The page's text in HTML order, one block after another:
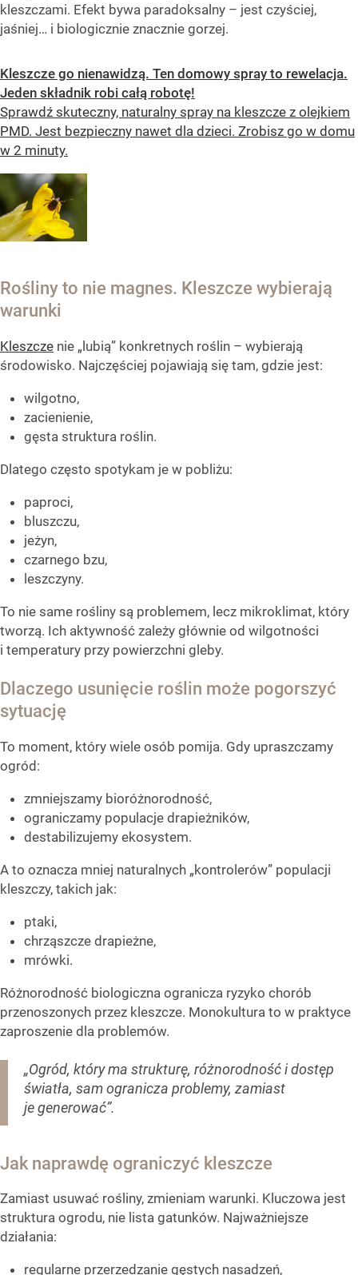
kleszczami. Efekt bywa paradoksalny – jest czyściej,
jaśniej… i biologicznie znacznie gorzej.
Kleszcze go nienawidzą. Ten domowy spray to rewelacja.
Jeden składnik robi całą robotę!
Sprawdź skuteczny, naturalny spray na kleszcze z olejkiem
PMD. Jest bezpieczny nawet dla dzieci. Zrobisz go w domu
w 2 minuty.
Rośliny to nie magnes. Kleszcze wybierają
warunki
Kleszcze nie „lubią” konkretnych roślin – wybierają
środowisko. Najczęściej pojawiają się tam, gdzie jest:
wilgotno,
zacienienie,
gęsta struktura roślin.
Dlatego często spotykam je w pobliżu:
paproci,
bluszczu,
jeżyn,
czarnego bzu,
leszczyny.
To nie same rośliny są problemem, lecz mikroklimat, który
tworzą. Ich aktywność zależy głównie od wilgotności
i temperatury przy powierzchni gleby.
Dlaczego usunięcie roślin może pogorszyć
sytuację
To moment, który wiele osób pomija. Gdy upraszczamy
ogród:
zmniejszamy bioróżnorodność,
ograniczamy populacje drapieżników,
destabilizujemy ekosystem.
A to oznacza mniej naturalnych „kontrolerów” populacji
kleszczy, takich jak:
ptaki,
chrząszcze drapieżne,
mrówki.
Różnorodność biologiczna ogranicza ryzyko chorób
przenoszonych przez kleszcze. Monokultura to w praktyce
zaproszenie dla problemów.
„Ogród, który ma strukturę, różnorodność i dostęp
światła, sam ogranicza problemy, zamiast
je generować”.
Jak naprawdę ograniczyć kleszcze
Zamiast usuwać rośliny, zmieniam warunki. Kluczowa jest
struktura ogrodu, nie lista gatunków. Najważniejsze
działania:
regularne przerzedzanie gęstych nasadzeń,